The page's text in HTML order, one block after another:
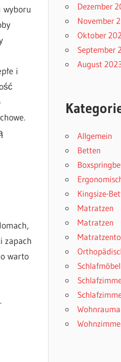
wyboru
i
zapach
warto
Dezember
November
Oktober
September
August
Allgemein
Betten
Kingsize-
Matratzen
Matratzen
Schlafmöbel